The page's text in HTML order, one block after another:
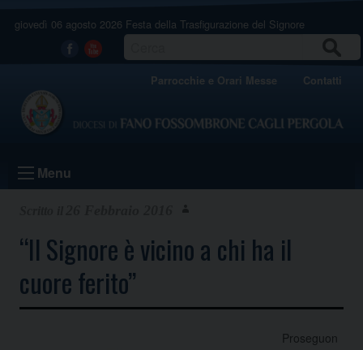
giovedì 06 agosto 2026 Festa della Trasfigurazione del Signore
Facebook
Youtube
Parrocchie e Orari Messe Contatti
Menu
“Il Signore è vicino a chi ha il
cuore ferito”
Proseguon